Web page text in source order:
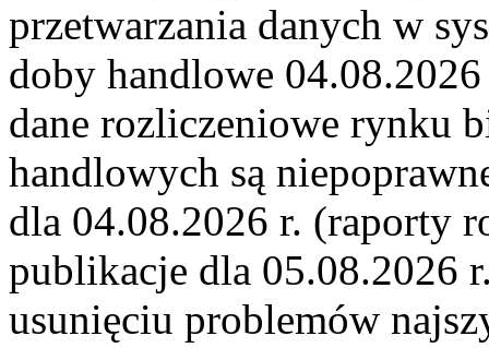
przetwarzania danych w
doby handlowe
dane rozliczeniowe rynku
handlowych są
dla 04.08.2026 r. (raporty
publikacje dla 05.08.2026
usunięciu problemów